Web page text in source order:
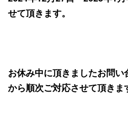
せて頂きます。
お休み中に頂きましたお問い
から順次ご対応させて頂きま